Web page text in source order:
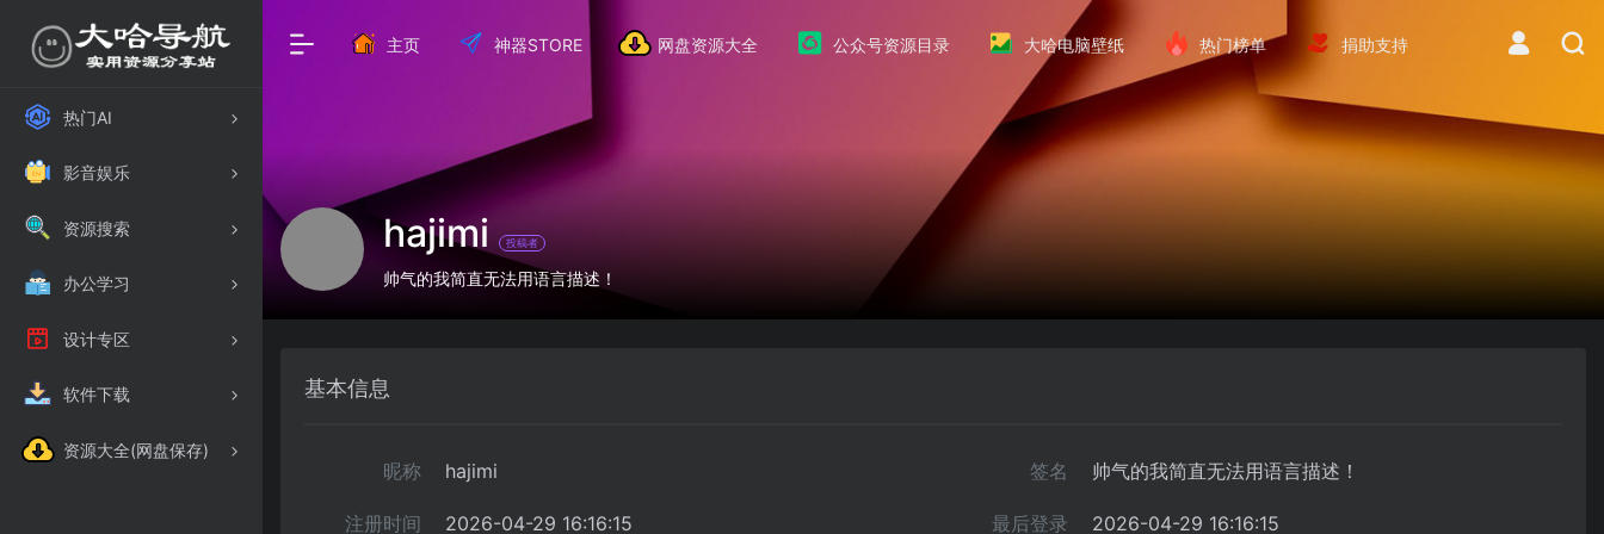
热门AI
影音娱乐
资源搜索
办公学习
设计专区
软件下载
资源大全(网盘保存)
主页 神器STORE 网盘资源大全 公众号资源目录 大哈电脑壁纸 热门榜单 捐助支持
hajimi 投稿者
帅气的我简直无法用语言描述！
基本信息
昵称 hajimi 签名 帅气的我简直无法用语言描述！
注册时间 2026-04-29 16:16:15 最后登录 2026-04-29 16:16:15